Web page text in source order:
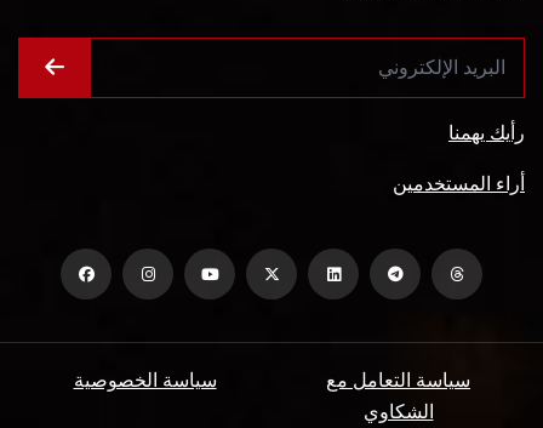
رأيك يهمنا
أراء المستخدمين
سياسة الخصوصية
سياسة التعامل مع
الشكاوي